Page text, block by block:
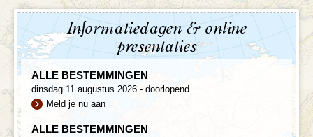
Informatiedagen & online
presentaties
ALLE BESTEMMINGEN
dinsdag 11 augustus 2026 - doorlopend
Meld je nu aan
ALLE BESTEMMINGEN